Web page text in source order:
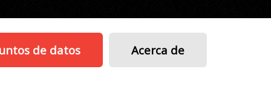
de datos Acerca de